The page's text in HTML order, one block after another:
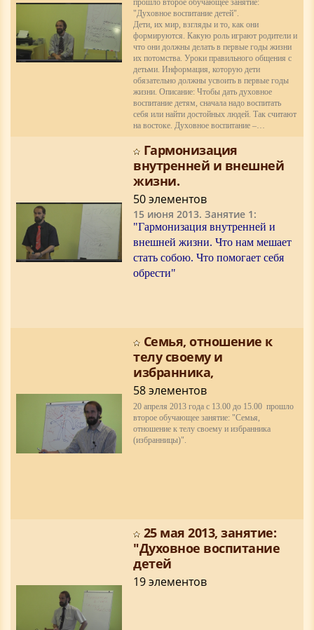
прошло второе обучающее занятие:
"Духовное воспитание детей".
Дети, их мир, взгляды и то, как они
формируются. Какую роль играют родители и
что они должны делать в первые годы жизни
их потомства. Уроки правильного общения с
детьми. Информация, которую дети
обязательно должны усвоить в первые годы
жизни. Описание: Чтобы дать духовное
воспитание детям, сначала надо воспитать
себя или найти достойных людей. Так считают
на востоке. Духовное воспитание –…
Гармонизация
внутренней и внешней
жизни.
50 элементов
15 июня 2013. Занятие 1:
"Гармонизация внутренней и
внешней жизни. Что нам мешает
стать собою. Что помогает себя
обрести"
Cемья, отношение к
телу своему и
избранника,
58 элементов
20 апреля 2013 года c 13.00 до 15.00 прошло
второе обучающее занятие: "Cемья,
отношение к телу своему и избранника
(избранницы)".
25 мая 2013, занятие:
"Духовное воспитание
детей
19 элементов